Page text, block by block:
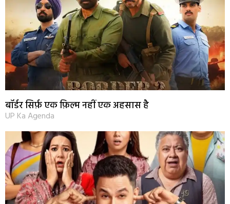
बॉर्डर सिर्फ़ एक फ़िल्म नहीं एक अहसास है
UP Ka Agenda